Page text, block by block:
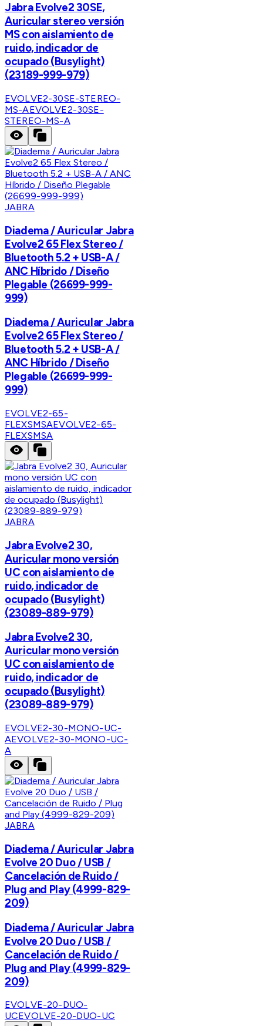
Jabra Evolve2 30SE,
Auricular stereo versión
MS con aislamiento de
ruido, indicador de
ocupado (Busylight)
(23189-999-979)
EVOLVE2-30SE-STEREO-
MS-AEVOLVE2-30SE-
STEREO-MS-A
JABRA
Diadema / Auricular Jabra
Evolve2 65 Flex Stereo /
Bluetooth 5.2 + USB-A /
ANC Híbrido / Diseño
Plegable (26699-999-
999)
Diadema / Auricular Jabra
Evolve2 65 Flex Stereo /
Bluetooth 5.2 + USB-A /
ANC Híbrido / Diseño
Plegable (26699-999-
999)
EVOLVE2-65-
FLEXSMSAEVOLVE2-65-
FLEXSMSA
JABRA
Jabra Evolve2 30,
Auricular mono versión
UC con aislamiento de
ruido, indicador de
ocupado (Busylight)
(23089-889-979)
Jabra Evolve2 30,
Auricular mono versión
UC con aislamiento de
ruido, indicador de
ocupado (Busylight)
(23089-889-979)
EVOLVE2-30-MONO-UC-
AEVOLVE2-30-MONO-UC-
A
JABRA
Diadema / Auricular Jabra
Evolve 20 Duo / USB /
Cancelación de Ruido /
Plug and Play (4999-829-
209)
Diadema / Auricular Jabra
Evolve 20 Duo / USB /
Cancelación de Ruido /
Plug and Play (4999-829-
209)
EVOLVE-20-DUO-
UCEVOLVE-20-DUO-UC